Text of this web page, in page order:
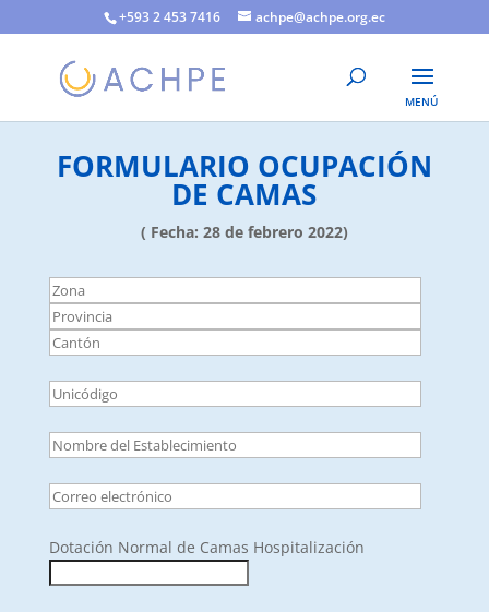
+593 2 453 7416 achpe@achpe.org.ec
FORMULARIO OCUPACIÓN
DE CAMAS
( Fecha: 28 de febrero 2022)
Dotación Normal de Camas Hospitalización